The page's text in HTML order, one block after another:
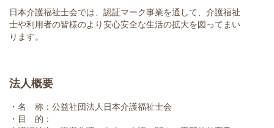
日本介護福祉士会では、認証マーク事業を通して、介護福祉
士や利用者の皆様のより安心安全な生活の拡大を図ってまい
ります。
法人概要
・名 称：公益社団法人日本介護福祉士会
・目 的：